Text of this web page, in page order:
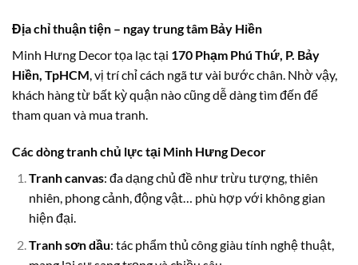
Địa chỉ thuận tiện – ngay trung tâm Bảy Hiền
Minh Hưng Decor tọa lạc tại 170 Phạm Phú Thứ, P. Bảy
Hiền, TpHCM , vị trí chỉ cách ngã tư vài bước chân. Nhờ vậy,
khách hàng từ bất kỳ quận nào cũng dễ dàng tìm đến để
tham quan và mua tranh.
Các dòng tranh chủ lực tại Minh Hưng Decor
Tranh canvas: đa dạng chủ đề như trừu tượng, thiên
nhiên, phong cảnh, động vật… phù hợp với không gian
hiện đại.
Tranh sơn dầu: tác phẩm thủ công giàu tính nghệ thuật,